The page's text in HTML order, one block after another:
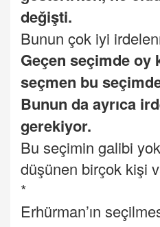
değişti.
Bunun çok iyi
Geçen seçimde oy
seçmen bu
Bunun da ayrıca
gerekiyor.
Bu seçimin galibi
düşünen birçok kişi
*
Erhürman’ın